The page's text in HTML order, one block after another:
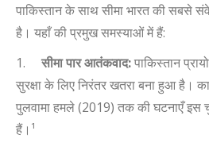
पाकिस्तान के साथ सीमा भारत की सबसे
है। यहाँ की प्रमुख समस्याओं मेंहैं:
1.
सीमा पार आतंकवाद:पाकिस्तान
सुरक्षा के लिए निरंतर खतरा बना हुआ है।
पुलवामा हमले (2019) तक की घटनाएँ इस
हैं। ¹